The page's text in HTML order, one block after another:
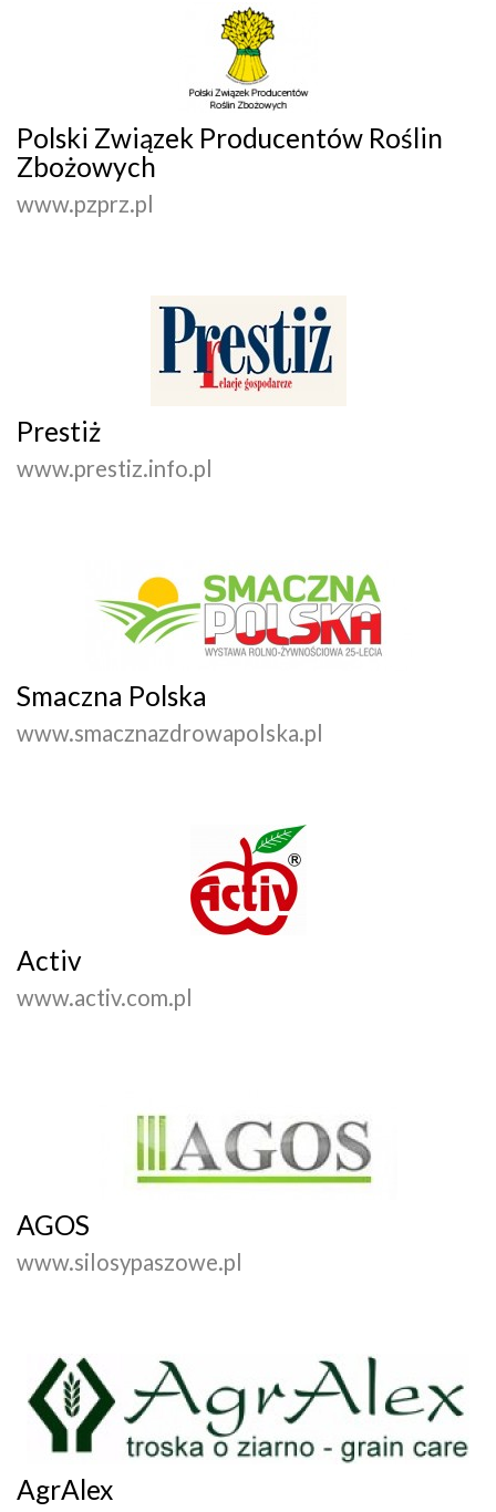
Polski Związek Producentów Roślin
Zbożowych
www.pzprz.pl
Prestiż
www.prestiz.info.pl
Smaczna Polska
www.smacznazdrowapolska.pl
Activ
www.activ.com.pl
AGOS
www.silosypaszowe.pl
AgrAlex